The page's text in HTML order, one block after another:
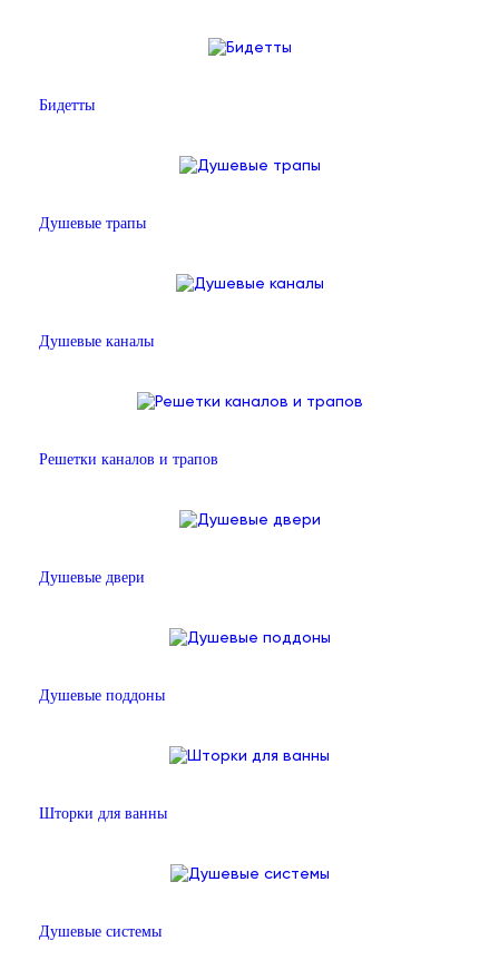
Бидетты
Душевые трапы
Душевые каналы
Решетки каналов и трапов
Душевые двери
Душевые поддоны
Шторки для ванны
Душевые системы